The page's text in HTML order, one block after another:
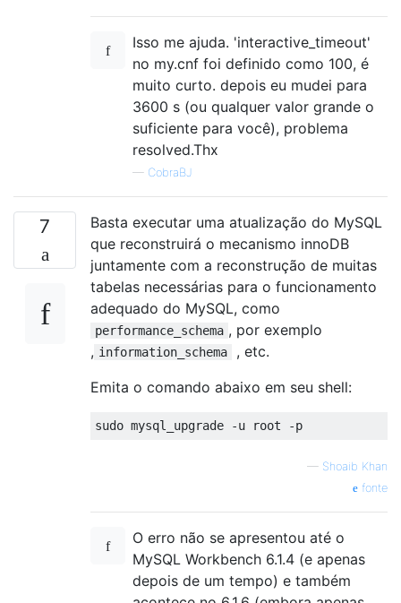
Isso me ajuda. 'interactive_timeout'
no my.cnf foi definido como 100, é
muito curto. depois eu mudei para
3600 s (ou qualquer valor grande o
suficiente para você), problema
resolved.Thx
— CobraBJ
7
Basta executar uma atualização do MySQL
que reconstruirá o mecanismo innoDB
juntamente com a reconstrução de muitas
tabelas necessárias para o funcionamento
adequado do MySQL, como
performance_schema , por exemplo
, information_schema
, etc.
Emita o comando abaixo em seu shell:
sudo mysql_upgrade -u root -p
— Shoaib Khan
fonte
O erro não se apresentou até o
MySQL Workbench 6.1.4 (e apenas
depois de um tempo) e também